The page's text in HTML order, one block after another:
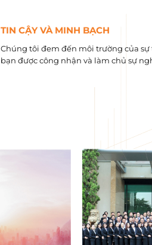
TIN CẬY VÀ MINH BẠCH
Chúng tôi đem đến môi trường của sự
bạn được công nhận và làm chủ sự